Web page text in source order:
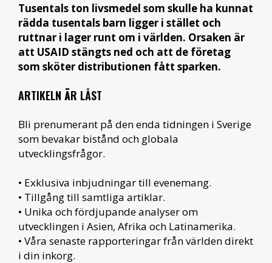
Tusentals ton livsmedel som skulle ha kunnat
rädda tusentals barn ligger i stället och
ruttnar i lager runt om i världen. Orsaken är
att USAID stängts ned och att de företag
som sköter distributionen fått sparken.
ARTIKELN ÄR LÅST
Bli prenumerant på den enda tidningen i Sverige
som bevakar bistånd och globala
utvecklingsfrågor.
• Exklusiva inbjudningar till evenemang.
• Tillgång till samtliga artiklar.
• Unika och fördjupande analyser om
utvecklingen i Asien, Afrika och Latinamerika.
• Våra senaste rapporteringar från världen direkt
i din inkorg.